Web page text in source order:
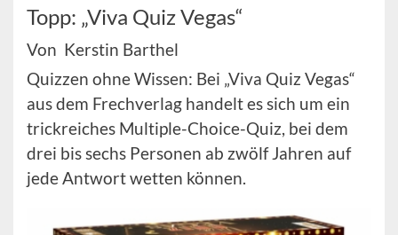
Topp: „Viva Quiz Vegas“
Von Kerstin Barthel
Quizzen ohne Wissen: Bei „Viva Quiz Vegas“
aus dem Frechverlag handelt es sich um ein
trickreiches Multiple-Choice-Quiz, bei dem
drei bis sechs Personen ab zwölf Jahren auf
jede Antwort wetten können.